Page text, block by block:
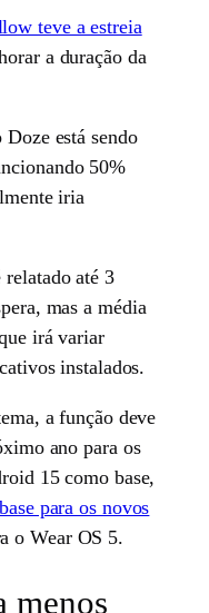
teve a estreia
a duração da
está sendo
50%
iria
relatado até 3
mas a média
irá variar
instalados.
a função deve
ano para os
15 como base,
para os novos
o Wear OS 5.
menos